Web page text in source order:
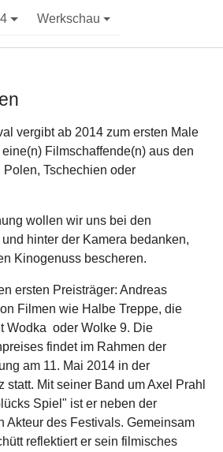
Werkschau
vergibt ab 2014 zum ersten Male
Filmschaffende(n) aus den
Tschechien oder
wollen wir uns bei den
hinter der Kamera bedanken,
Kinogenuss bescheren.
ersten Preisträger: Andreas
Filmen wie Halbe Treppe, die
Wodka oder Wolke 9. Die
findet im Rahmen der
am 11. Mai 2014 in der
statt. Mit seiner Band um Axel Prahl
Spiel" ist er neben der
Akteur des Festivals. Gemeinsam
reflektiert er sein filmisches